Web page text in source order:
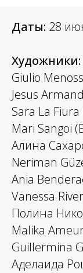
Даты: 28
Художники:
Giulio
Jesus
Sara La
Mari Sangoi
Алина
Neriman
Ania
Vanessa
Полина
Malika
Guillermina
Аделаида